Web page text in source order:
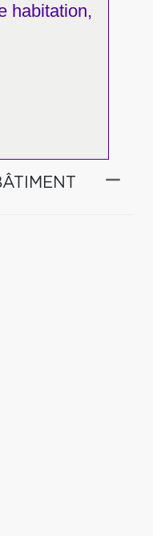
habitation,